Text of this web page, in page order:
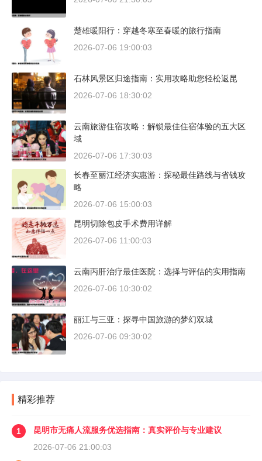
楚雄暖阳行：穿越冬寒至春暖的旅行指南
2026-07-06 19:00:03
石林风景区归途指南：实用攻略助您轻松返昆
2026-07-06 18:30:02
云南旅游住宿攻略：解锁最佳住宿体验的五大区
域
2026-07-06 17:30:03
长春至丽江经济实惠游：探秘最佳路线与省钱攻
略
2026-07-06 15:00:03
昆明切除包皮手术费用详解
2026-07-06 11:00:03
云南丙肝治疗最佳医院：选择与评估的实用指南
2026-07-06 10:30:02
丽江与三亚：探寻中国旅游的梦幻双城
2026-07-06 09:30:02
精彩推荐
1
昆明市无痛人流服务优选指南：真实评价与专业建议
2026-07-06 21:00:03